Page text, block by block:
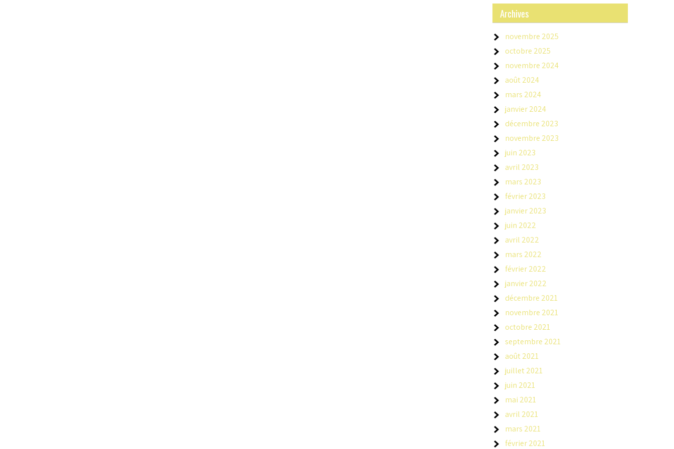
Archives
novembre 2025
octobre 2025
novembre 2024
août 2024
mars 2024
janvier 2024
décembre 2023
novembre 2023
juin 2023
avril 2023
mars 2023
février 2023
janvier 2023
juin 2022
avril 2022
mars 2022
février 2022
janvier 2022
décembre 2021
novembre 2021
octobre 2021
septembre 2021
août 2021
juillet 2021
juin 2021
mai 2021
avril 2021
mars 2021
février 2021